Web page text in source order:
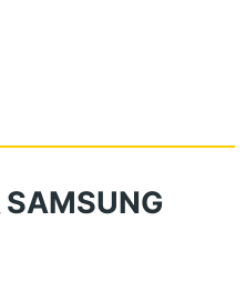
SAMSUNG